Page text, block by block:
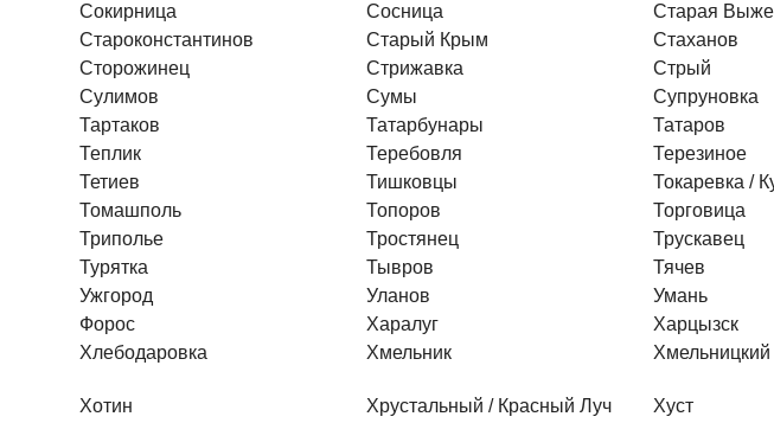
Сокирница
Сосница Старая
Староконстантинов
Старый Крым Стаханов
Сторожинец
Стрижавка Стрый
Сулимов
Сумы Супруновка
Тартаков
Татарбунары Татаров
Теплик
Теребовля Терезиное
Тетиев
Тишковцы Токаревка /
Томашполь
Топоров Торговица
Триполье
Тростянец Трускавец
Турятка
Тывров Тячев
Ужгород
Уланов Умань
Форос
Харалуг Харцызск
Хлебодаровка
Хмельник Хмельницкий
Хотин Хрустальный / Красный Луч Хуст